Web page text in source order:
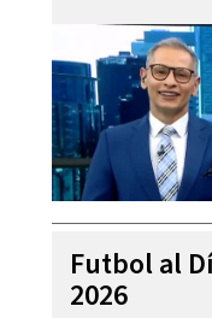
Futbol al
2026